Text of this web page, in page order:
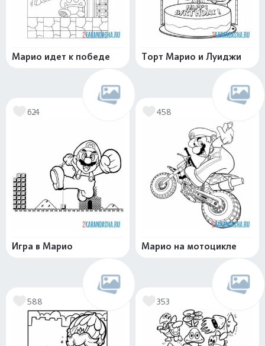
Марио идет к победе Торт Марио и Луиджи
624
Игра в Марио
458
Марио на мотоцикле
588 353